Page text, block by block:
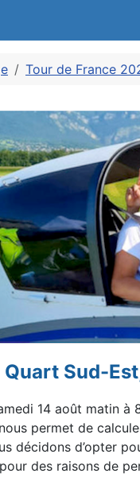
Tour de France
Sud-
14 août matin à
permet de
décidons d’opter
des raisons de